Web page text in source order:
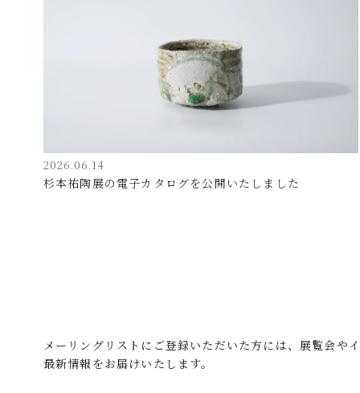
2026.06.14
杉本祐陶展の電子カタログを公開いたしました
メーリングリストにご登録いただいた方には、展覧会や
最新情報をお届けいたします。